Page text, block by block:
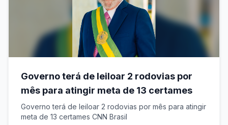
Governo terá de leiloar 2 rodovias por
mês para atingir meta de 13 certames
Governo terá de leiloar 2 rodovias por mês para atingir
meta de 13 certames CNN Brasil